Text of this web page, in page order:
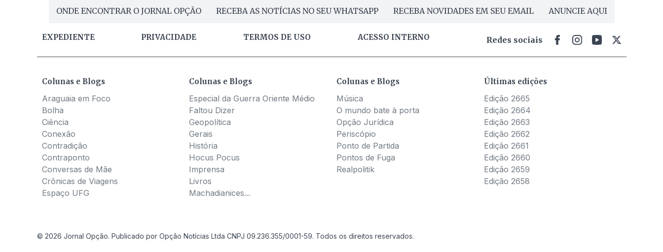
ONDE ENCONTRAR O JORNAL OPÇÃO RECEBA AS NOTÍCIAS NO SEU WHATSAPP RECEBA NOVIDADES EM SEU EMAIL ANUNCIE AQUI
EXPEDIENTE PRIVACIDADE TERMOS DE USO ACESSO INTERNO Redes sociais
Colunas e Blogs
Araguaia em Foco
Bolha
Ciência
Conexão
Contradição
Contraponto
Conversas de Mãe
Crônicas de Viagens
Espaço UFG
Colunas e Blogs
Especial da Guerra Oriente Médio
Faltou Dizer
Geopolítica
Gerais
História
Hocus Pocus
Imprensa
Livros
Machadianices...
Colunas e Blogs
Música
O mundo bate à porta
Opção Jurídica
Periscópio
Ponto de Partida
Pontos de Fuga
Realpolitik
Últimas edições
Edição 2665
Edição 2664
Edição 2663
Edição 2662
Edição 2661
Edição 2660
Edição 2659
Edição 2658
© 2026 Jornal Opção. Publicado por Opção Notícias Ltda CNPJ 09.236.355/0001-59. Todos os direitos reservados.